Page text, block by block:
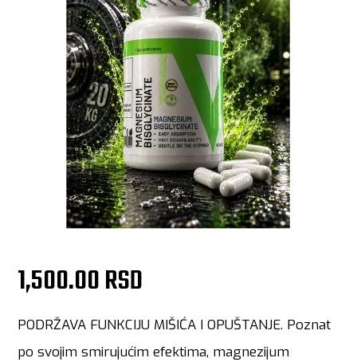
1,500.00 RSD
PODRŽAVA FUNKCIJU MIŠIĆA I OPUŠTANJE. Poznat
po svojim smirujućim efektima, magnezijum